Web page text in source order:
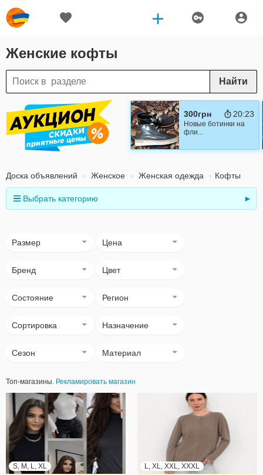
Женские кофты
Найти
300грн 20:21
Новые ботинки на
фли...
Доска объявлений Женское Женская одежда Кофты
Выбрать категорию ►
Размер Цена
Бренд Цвет
Состояние Регион
Сортировка Назначение
Сезон Материал
Топ-магазины. Рекламировать магазин
S, M, L, XL L, XL, XXL, XXXL